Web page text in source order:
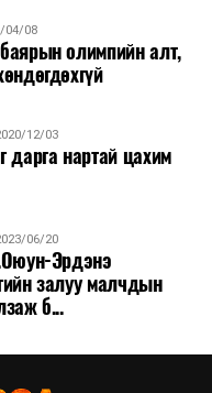
04/08
олимпийн алт,
12/03
дарга нартай цахим
06/20
Эрдэнэ
залуу малчдын
б...